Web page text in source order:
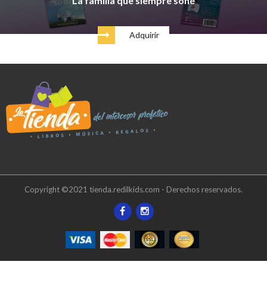
Adquirir
Copyright ©2021 tienda.redilkids.com - Derechos reservados.